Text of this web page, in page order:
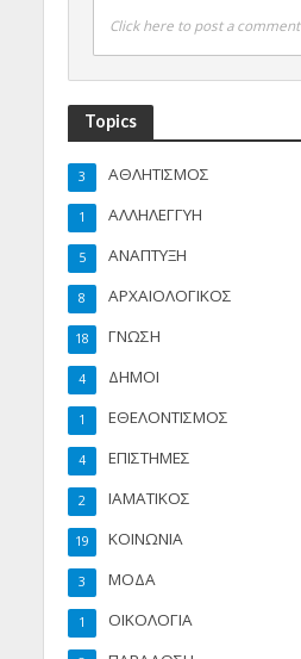
Click here to post a comment
Topics
ΑΘΛΗΤΙΣΜΟΣ
3
ΑΛΛΗΛΕΓΓΥΗ
1
ΑΝΑΠΤΥΞΗ
5
ΑΡΧΑΙΟΛΟΓΙΚΟΣ
8
ΓΝΩΣΗ
18
ΔΗΜΟΙ
4
ΕΘΕΛΟΝΤΙΣΜΟΣ
1
ΕΠΙΣΤΗΜΕΣ
4
ΙΑΜΑΤΙΚΟΣ
2
ΚΟΙΝΩΝΙΑ
19
ΜΟΔΑ
3
ΟΙΚΟΛΟΓΙΑ
1